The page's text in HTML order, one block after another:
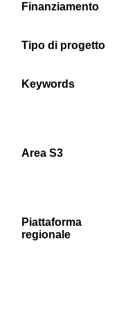
Finanziamento
Tipo di progetto
Keywords
Area S3
Piattaforma
regionale